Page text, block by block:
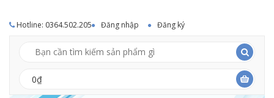
Hotline: 0364.502.205 Đăng nhập Đăng ký
0₫